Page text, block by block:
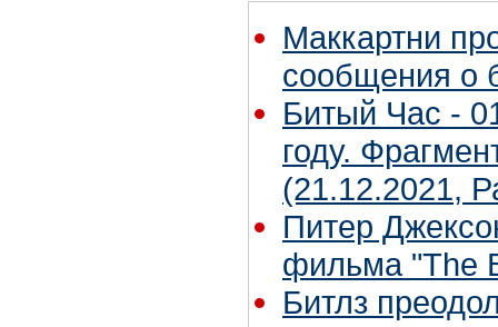
Маккартни
сообщения о
Битый Час -
году.
(21.12.2021,
Питер
фильма "The
Битлз